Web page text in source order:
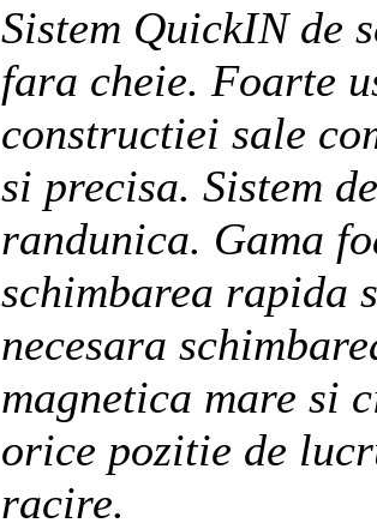
Sistem QuickIN de
fara cheie. Foarte
constructiei sale
si precisa. Sistem
randunica. Gama
schimbarea rapida
necesara
magnetica mare si
orice pozitie de
racire.